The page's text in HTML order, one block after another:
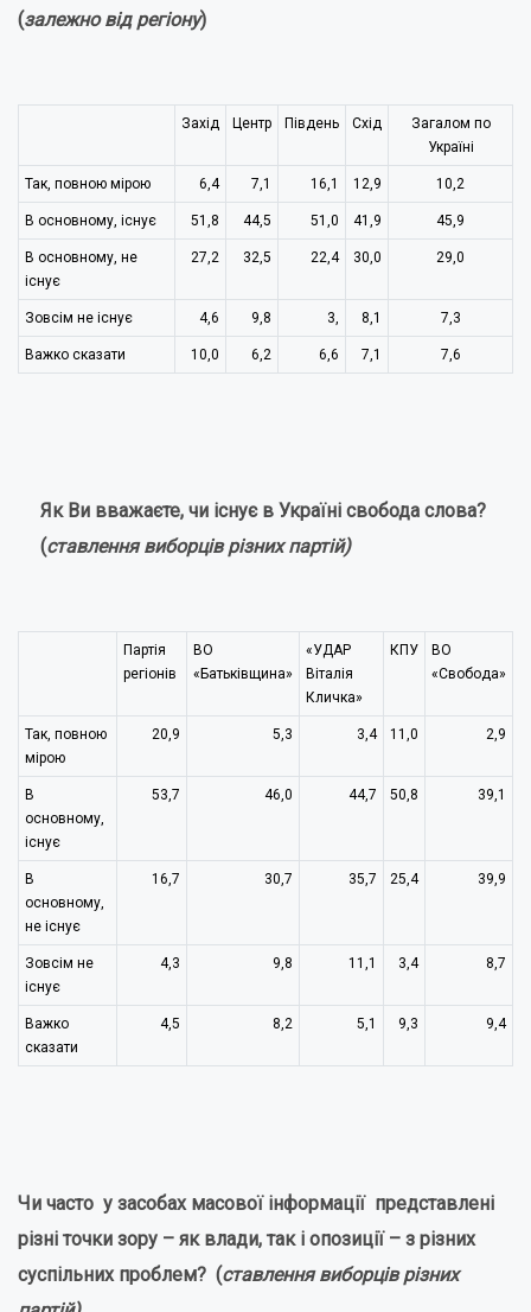
(залежно від регіону)
Захід Центр Південь Схід
Загалом по
Україні
Так, повною мірою 6,4 7,1 16,1 12,9 10,2
В основному, існує 51,8 44,5 51,0 41,9 45,9
В основному, не
існує
27,2 32,5 22,4 30,0 29,0
Зовсім не існує 4,6 9,8 3, 8,1 7,3
Важко сказати 10,0 6,2 6,6 7,1 7,6
Як Ви вважаєте, чи існує в Україні свобода слова?
(ставлення виборців різних партій)
Партія
регіонів
ВО
«Батьківщина»
«УДАР
Віталія
Кличка»
КПУ
ВО
«Свобода»
Так, повною
мірою
20,9 5,3 3,4 11,0 2,9
В
основному,
існує
53,7 46,0 44,7 50,8 39,1
В
основному,
не існує
16,7 30,7 35,7 25,4 39,9
Зовсім не
існує
4,3 9,8 11,1 3,4 8,7
Важко
сказати
4,5 8,2 5,1 9,3 9,4
Чи часто у засобах масової інформації представлені
різні точки зору – як влади, так і опозиції – з різних
суспільних проблем? (ставлення виборців різних